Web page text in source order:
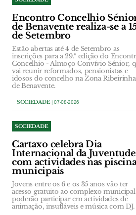
Encontro Concelhio
de Benavente realiza-se a
de Setembro
Estão abertas até 4 de Setembro as
inscrições para a 29.ª edição do
Concelhio - Almoço Convívio Sénior,
vai reunir reformados, pensionistas e
idosos do concelho na Zona Ribeirinha
de Benavente.
SOCIEDADE| 07-08-2026
SOCIEDADE
Cartaxo celebra Dia
Internacional da Juventude
com actividades nas
municipais
Jovens entre os 6 e os 35 anos vão ter
acesso gratuito ao complexo municipal
poderão participar em actividades de
animação, insufláveis e música com DJ.